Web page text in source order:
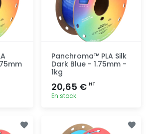
Panchroma™ PLA Silk
Dark Blue - 1.75mm -
1kg
20,65 € HT
En stock
rapide